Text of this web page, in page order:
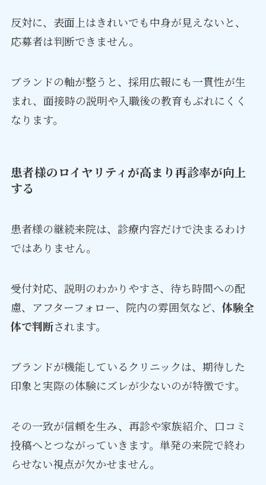
反対に、表面上はきれいでも中身が見えないと、
応募者は判断できません。
ブランドの軸が整うと、採用広報にも一貫性が生
まれ、面接時の説明や入職後の教育もぶれにくく
なります。
患者様のロイヤリティが高まり再診率が向上
する
患者様の継続来院は、診療内容だけで決まるわけ
ではありません。
受付対応、説明のわかりやすさ、待ち時間への配
慮、アフターフォロー、院内の雰囲気など、 体験全
体で判断されます。
ブランドが機能しているクリニックは、期待した
印象と実際の体験にズレが少ないのが特徴です。
その一致が信頼を生み、再診や家族紹介、口コミ
投稿へとつながっていきます。単発の来院で終わ
らせない視点が欠かせません。